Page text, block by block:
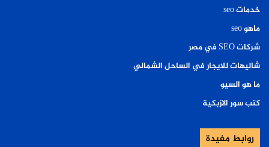
خدمات seo
ماهو seo
شركات SEO في مصر
شاليهات للايجار في الساحل الشمالي
ما هو السيو
كتب سور الازبكية
روابط مفيدة